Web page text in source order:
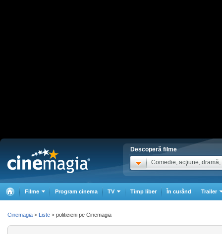
Descoperă filme
Comedie, acţiune, dramă,
Filme Program cinema TV Timp liber În curând Trailer
Cinemagia > Liste > politicieni pe Cinemagia